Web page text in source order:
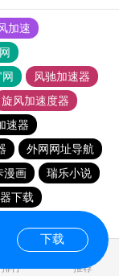
加速
风驰加速器
旋风加速度器
速器
外网网址导航
漫画
瑞乐小说
下载
排行 推荐
下载
0.017900s